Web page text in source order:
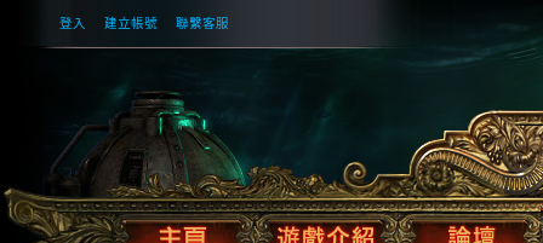
登入 建立帳號 聯繫客服